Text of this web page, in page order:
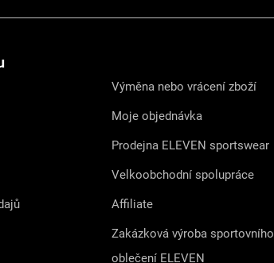
Výměna nebo vrácení zboží
Moje objednávka
Prodejna ELEVEN sportswear
Velkoobchodní spolupráce
Affiliate
Zakázková výroba sportovního
oblečení ELEVEN